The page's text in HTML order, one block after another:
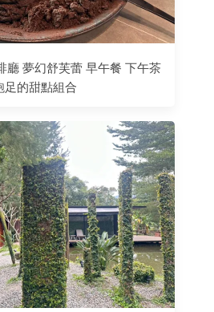
廳 夢幻舒芙蕾 早午餐 下午茶
足的甜點組合